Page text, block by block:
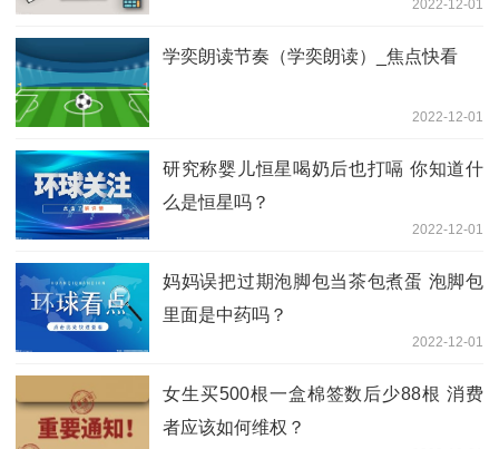
2022-12-01
学奕朗读节奏（学奕朗读）_焦点快看
2022-12-01
研究称婴儿恒星喝奶后也打嗝 你知道什
么是恒星吗？
2022-12-01
妈妈误把过期泡脚包当茶包煮蛋 泡脚包
里面是中药吗？
2022-12-01
女生买500根一盒棉签数后少88根 消费
者应该如何维权？